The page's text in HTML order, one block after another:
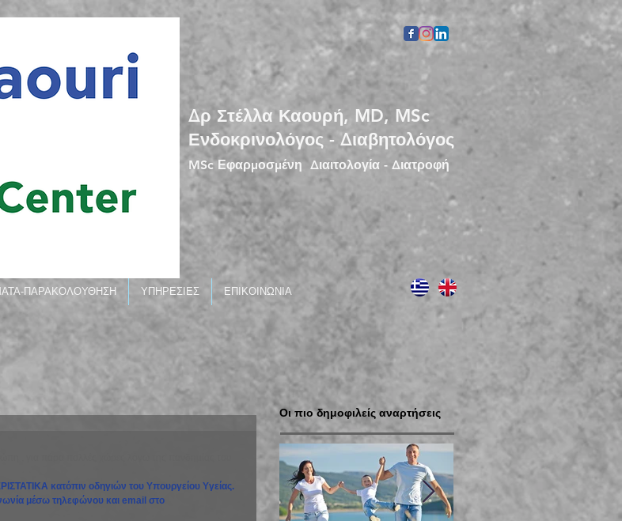
Δρ Στέλλα Καουρή, MD, MSc
Ενδοκρινολόγος - Διαβητολόγος
MSc Εφαρμοσμένη Διαιτολογία - Διατροφή
ΠΑΡΑΚΟΛΟΥΘΗΣΗ ΥΠΗΡΕΣΙΕΣ ΕΠΙΚΟΙΝΩΝΙΑ
κατόπιν οδηγιών του Υπουργείου Υγείας.
μέσω τηλεφώνου και email στο
Οι πιο δημοφιλείς αναρτήσεις